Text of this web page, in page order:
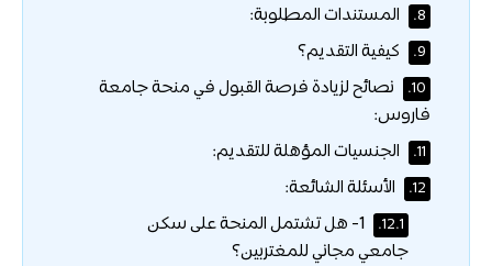
8. المستندات المطلوبة:
9. كيفية التقديم؟
10.
نصائح لزيادة فرصة القبول في منحة جامعة
فاروس:
11. الجنسيات المؤهلة للتقديم:
12. الأسئلة الشائعة:
12.1.
1- هل تشتمل المنحة على سكن
جامعي مجاني للمغتربين؟